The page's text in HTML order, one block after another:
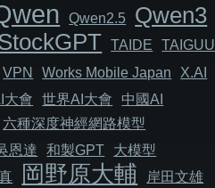
Qwen2.5 Qwen3
TAIDE TAIGUU
VPN Works Mobile Japan
X.AI
大會 世界AI大會
中國AI
六種深度神經網路模型
恩達 和製GPT
大模型
岡野原大輔
岸田文雄